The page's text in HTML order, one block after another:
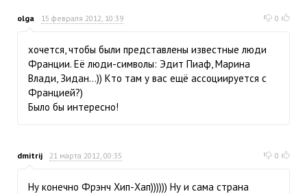
olga 15 февраля 2012, 10:39 0
хочется, чтобы были представлены известные люди
Франции. Её люди-символы: Эдит Пиаф, Марина
Влади, Зидан...)) Кто там у вас ещё ассоциируется с
Францией?)
Было бы интересно!
dmitrij 21 марта 2012, 00:35 0
Ну конечно Фрэнч Хип-Хап)))))) Ну и сама страна